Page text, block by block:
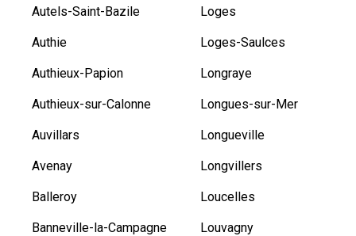
Autels-Saint-Bazile
Authie
Authieux-Papion
Authieux-sur-Calonne
Auvillars
Avenay
Balleroy
Banneville-la-Campagne
Loges
Loges-Saulces
Longraye
Longues-sur-Mer
Longueville
Longvillers
Loucelles
Louvagny